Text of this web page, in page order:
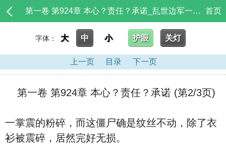
第一卷 第924章 本心？责任？承诺_乱世边军一小卒 首页
字体： 大 中 小 护眼 关灯
上一页 目录 下一页
第一卷 第924章 本心？责任？承诺 (第2/3页)
一掌震的粉碎，而这僵尸确是纹丝不动，除了衣
衫被震碎，居然完好无损。